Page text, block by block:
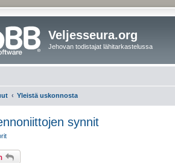
Veljesseura.org
Jehovan todistajat lähitarkastelussa
Yleistä uskonnosta
synnit